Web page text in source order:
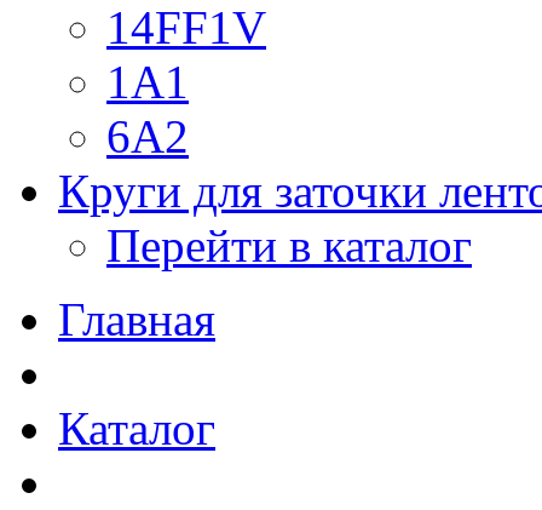
14FF1V
1A1
6A2
Круги для заточки
Перейти в каталог
Главная
Каталог